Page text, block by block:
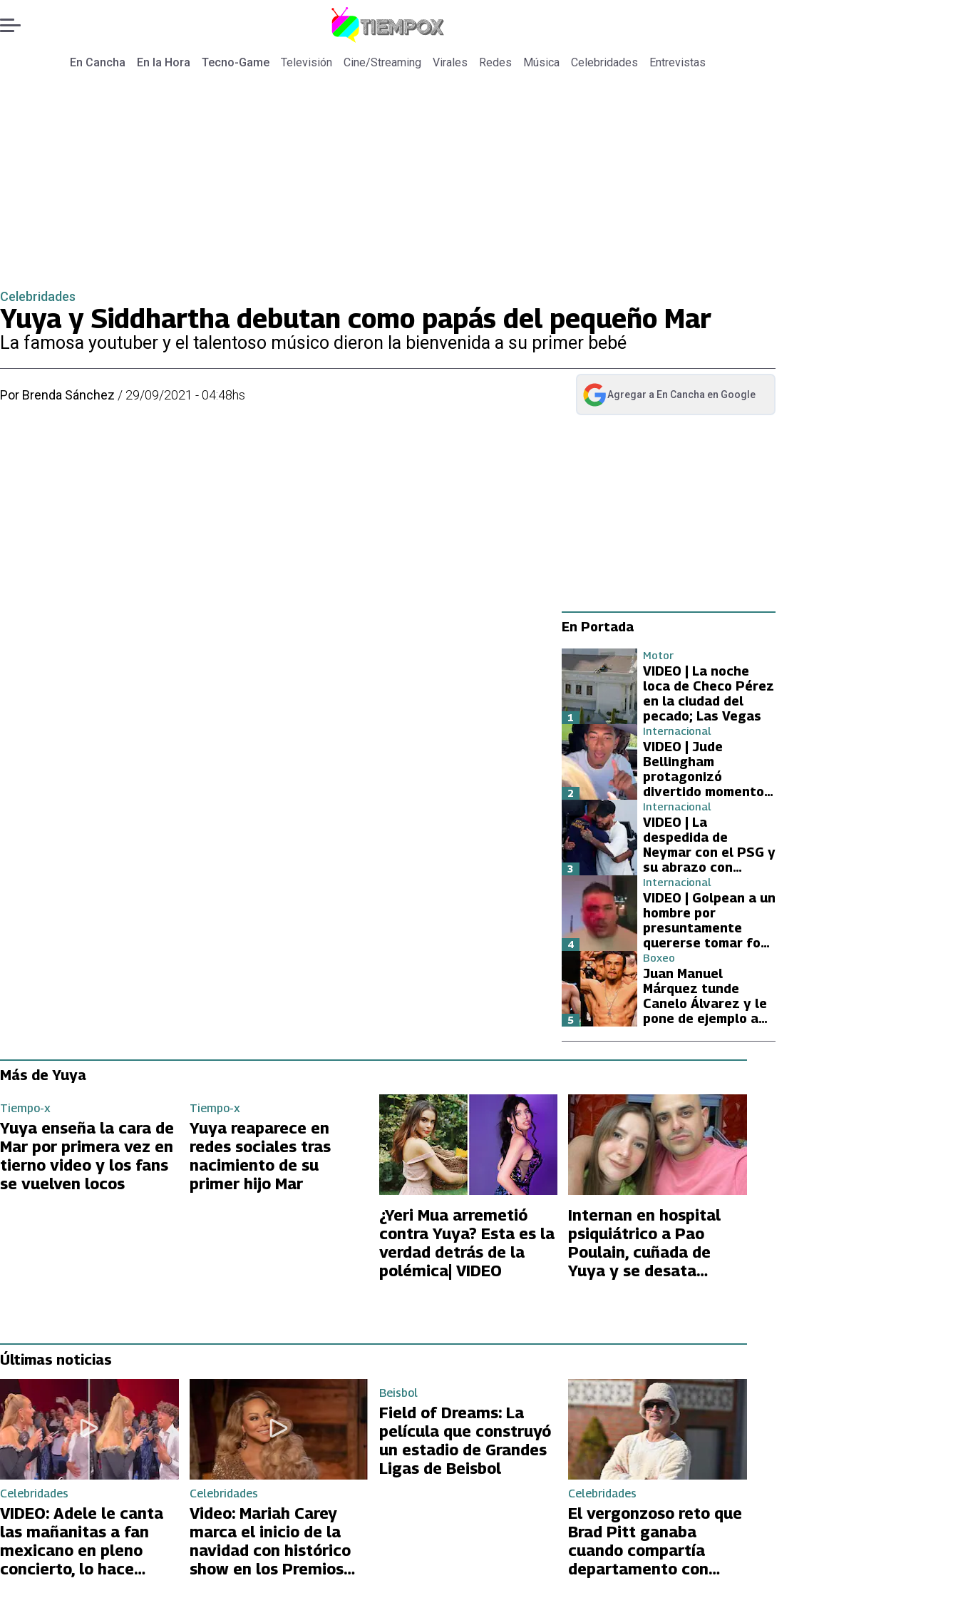
En Cancha En la Hora Tecno-Game Televisión Cine/Streaming Virales Redes Música Celebridades Entrevistas
Celebridades
Yuya y Siddhartha debutan como papás del pequeño Mar
La famosa youtuber y el talentoso músico dieron la bienvenida a su primer bebé
Por Brenda Sánchez / 29/09/2021 - 04:48hs Agregar a En Cancha en Google
abre en nueva pestaña
En Portada
Motor
VIDEO | La noche
loca de Checo Pérez
en la ciudad del
pecado; Las Vegas
1
Internacional
VIDEO | Jude
Bellingham
protagonizó
divertido momento
con aficionada del
Real Madrid
2
Internacional
VIDEO | La
despedida de
Neymar con el PSG y
su abrazo con
Kylian Mbappé
3
Internacional
VIDEO | Golpean a un
hombre por
presuntamente
quererse tomar foto
con Lionel Messi
4
Boxeo
Juan Manuel
Márquez tunde
Canelo Álvarez y le
pone de ejemplo a
5
Más de Yuya
Tiempo-x
Yuya enseña la cara de
Mar por primera vez en
tierno video y los fans
se vuelven locos
Tiempo-x
Yuya reaparece en
redes sociales tras
nacimiento de su
primer hijo Mar
¿Yeri Mua arremetió
contra Yuya? Esta es la
verdad detrás de la
polémica| VIDEO
Internan en hospital
psiquiátrico a Pao
Poulain, cuñada de
Yuya y se desata
Últimas noticias
Celebridades
VIDEO: Adele le canta
las mañanitas a fan
mexicano en pleno
concierto, lo hace
Celebridades
Video: Mariah Carey
marca el inicio de la
navidad con histórico
show en los Premios
Beisbol
Field of Dreams: La
película que construyó
un estadio de Grandes
Ligas de Beisbol
Celebridades
El vergonzoso reto que
Brad Pitt ganaba
cuando compartía
departamento con